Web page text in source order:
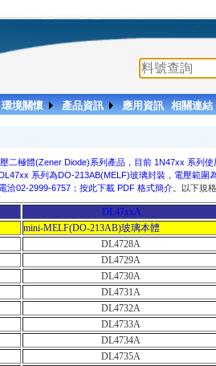
環境關懷 產品資訊 應用資訊 相關連結
二極體(Zener Diode)系列產品，目前 1N47xx 系列
系列為DO-213AB(MELF)玻璃封裝，電壓範圍
洽02-2999-6757；按此下載 PDF 格式簡介。以下規
DL47xxA
mini-MELF(DO-213AB)玻璃本體
DL4728A
DL4729A
DL4730A
DL4731A
DL4732A
DL4733A
DL4734A
DL4735A